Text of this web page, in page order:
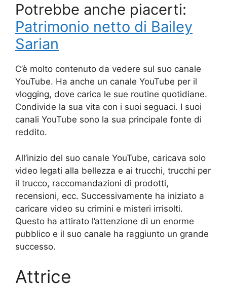
Potrebbe anche piacerti:
Patrimonio netto di Bailey
Sarian
C’è molto contenuto da vedere sul suo canale
YouTube. Ha anche un canale YouTube per il
vlogging, dove carica le sue routine quotidiane.
Condivide la sua vita con i suoi seguaci. I suoi
canali YouTube sono la sua principale fonte di
reddito.
All’inizio del suo canale YouTube, caricava solo
video legati alla bellezza e ai trucchi, trucchi per
il trucco, raccomandazioni di prodotti,
recensioni, ecc. Successivamente ha iniziato a
caricare video su crimini e misteri irrisolti.
Questo ha attirato l’attenzione di un enorme
pubblico e il suo canale ha raggiunto un grande
successo.
Attrice